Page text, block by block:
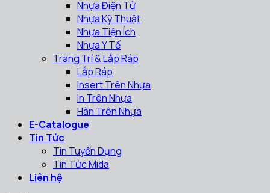
Nhựa Điện Tử
Nhựa Kỹ Thuật
Nhựa Tiện Ích
Nhựa Y Tế
Trang Trí & Lắp Ráp
Lắp Ráp
Insert Trên Nhựa
In Trên Nhựa
Hàn Trên Nhựa
E-Catalogue
Tin Tức
Tin Tuyển Dụng
Tin Tức Mida
Liên hệ